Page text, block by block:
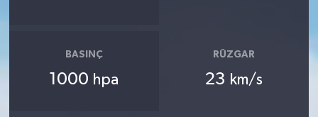
BASINÇ
1000 hpa
RÜZGAR
23 km/s